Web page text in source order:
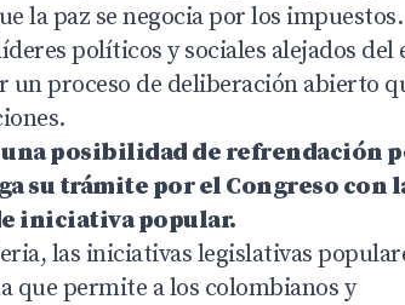
la paz se negocia por los impuestos.
políticos y sociales alejados del
proceso de deliberación abierto
una posibilidad de refrendación
su trámite por el Congreso con
iniciativa popular.
las iniciativas legislativas
que permite a los colombianos y